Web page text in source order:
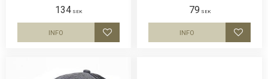
Mössan finns i flera färger.
134 SEK
Lägg till i favoriter
INFO
och 15 cm i diameter.
79 SEK
Lägg
INFO